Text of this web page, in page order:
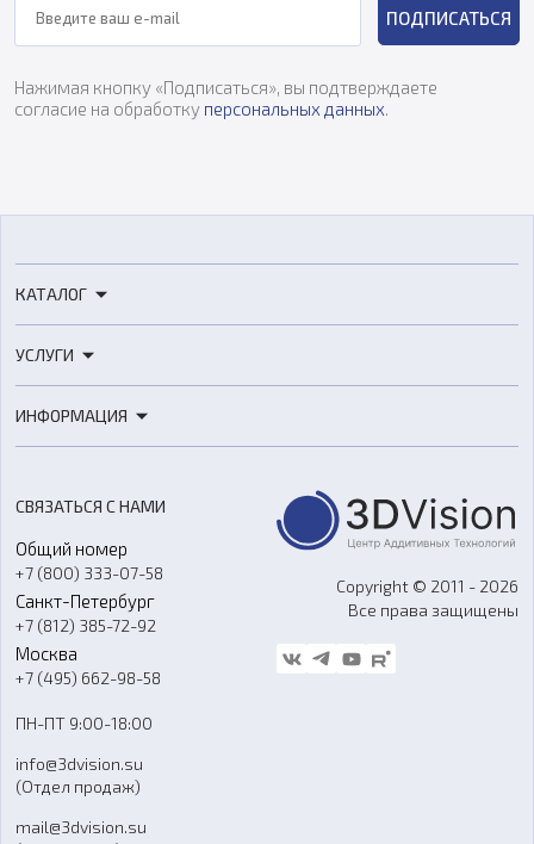
ПОДПИСАТЬСЯ
Нажимая кнопку «Подписаться», вы подтверждаете
согласие на обработку персональных данных
КАТАЛОГ
3D-сканеры
Расходные материалы
Оборудование и материалы для вакуумного литья
Аксессуары и прочее оборудование
Программное обеспечение
УСЛУГИ
3D-моделирование
Ремонт и услуги
ИНФОРМАЦИЯ
О компании
Контакты
Гос. закупки
Стать дилером
Блог
FAQ
СВЯЗАТЬСЯ С НАМИ
Общий номер
+7 (800) 333-07-58
Санкт-Петербург
+7 (812) 385-72-92
Москва
+7 (495) 662-98-58
ПН-ПТ 9:00-18:00
info@3dvision.su
(Отдел продаж)
mail@3dvision.su
Copyright © 2011 - 2026
Все права защищены